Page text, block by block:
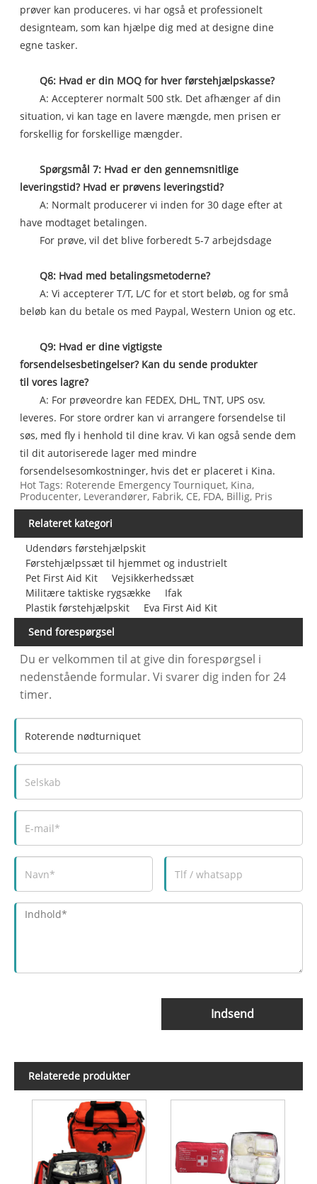
prøver kan produceres. vi har også et professionelt
designteam, som kan hjælpe dig med at designe dine
egne tasker.
Q6: Hvad er din MOQ for hver førstehjælpskasse?
A: Accepterer normalt 500 stk. Det afhænger af din
situation, vi kan tage en lavere mængde, men prisen er
forskellig for forskellige mængder.
Spørgsmål 7: Hvad er den gennemsnitlige
leveringstid? Hvad er prøvens leveringstid?
A: Normalt producerer vi inden for 30 dage efter at
have modtaget betalingen.
For prøve, vil det blive forberedt 5-7 arbejdsdage
Q8: Hvad med betalingsmetoderne?
A: Vi accepterer T/T, L/C for et stort beløb, og for små
beløb kan du betale os med Paypal, Western Union og etc.
Q9: Hvad er dine vigtigste
forsendelsesbetingelser? Kan du sende produkter
til vores lagre?
A: For prøveordre kan FEDEX, DHL, TNT, UPS osv.
leveres. For store ordrer kan vi arrangere forsendelse til
søs, med fly i henhold til dine krav. Vi kan også sende dem
til dit autoriserede lager med mindre
forsendelsesomkostninger, hvis det er placeret i Kina.
Hot Tags: Roterende Emergency Tourniquet, Kina,
Producenter, Leverandører, Fabrik, CE, FDA, Billig, Pris
Relateret kategori
Udendørs førstehjælpskit
Førstehjælpssæt til hjemmet og industrielt
Pet First Aid Kit
Vejsikkerhedssæt
Militære taktiske rygsække
Ifak
Plastik førstehjælpskit
Eva First Aid Kit
Send forespørgsel
Du er velkommen til at give din forespørgsel i
nedenstående formular. Vi svarer dig inden for 24
timer.
Indsend
Relaterede produkter